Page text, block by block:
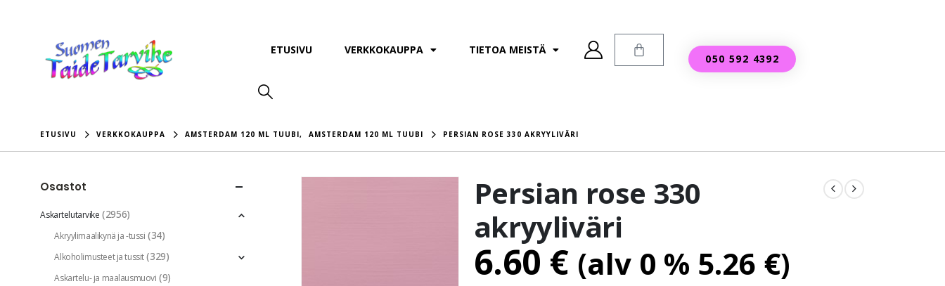
ETUSIVU VERKKOKAUPPA TIETOA MEISTÄ
050 592 4392
ETUSIVU VERKKOKAUPPA AMSTERDAM 120 ML TUUBI, AMSTERDAM 120 ML TUUBI PERSIAN ROSE 330 AKRYYLIVÄRI
Persian rose 330
akryyliväri
6.60 € (alv 0 % 5.26 €)
Osastot
Askartelutarvike (2956)
Akryylimaalikynä ja -tussi (34)
Alkoholimusteet ja tussit (329)
Askartelu- ja maalausmuovi (9)